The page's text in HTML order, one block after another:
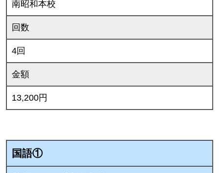
南昭和本校
回数
4回
金額
13,200円
国語①